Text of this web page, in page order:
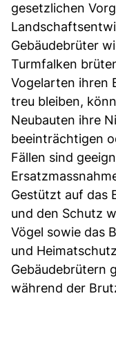
gesetzlichen
Gebäudebrüter
Turmfalken
Vogelarten ihren
treu bleiben,
Neubauten ihre
beeinträchtigen
Fällen sind
Gestützt auf das
und den Schutz
Vögel sowie das
und
Gebäudebrütern
während der